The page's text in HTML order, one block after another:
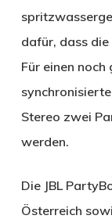
dafür, dass
Für einen
Stereo zwei
werden.
Die JBL
Österreich